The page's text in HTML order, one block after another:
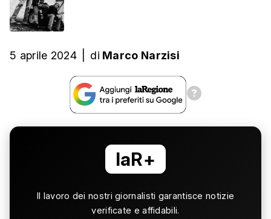
5 aprile 2024 di Marco Narzisi
laR+
Il lavoro dei nostri giornalisti garantisce notizie
verificate e affidabili.